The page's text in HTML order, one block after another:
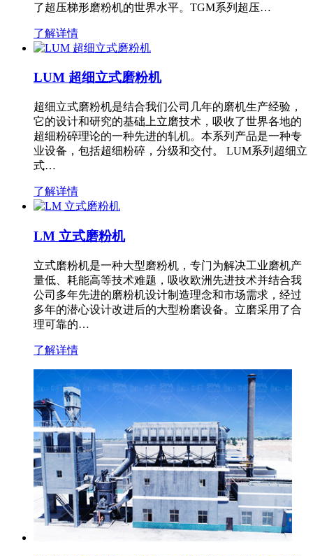
了超压梯形磨粉机的世界水平。TGM系列超压…
了解详情
LUM 超细立式磨粉机
超细立式磨粉机是结合我们公司几年的磨机生产经验，
它的设计和研究的基础上立磨技术，吸收了世界各地的
超细粉碎理论的一种先进的轧机。本系列产品是一种专
业设备，包括超细粉碎，分级和交付。 LUM系列超细立
式…
了解详情
LM 立式磨粉机
立式磨粉机是一种大型磨粉机，专门为解决工业磨机产
量低、耗能高等技术难题，吸收欧洲先进技术并结合我
公司多年先进的磨粉机设计制造理念和市场需求，经过
多年的潜心设计改进后的大型粉磨设备。立磨采用了合
理可靠的…
了解详情